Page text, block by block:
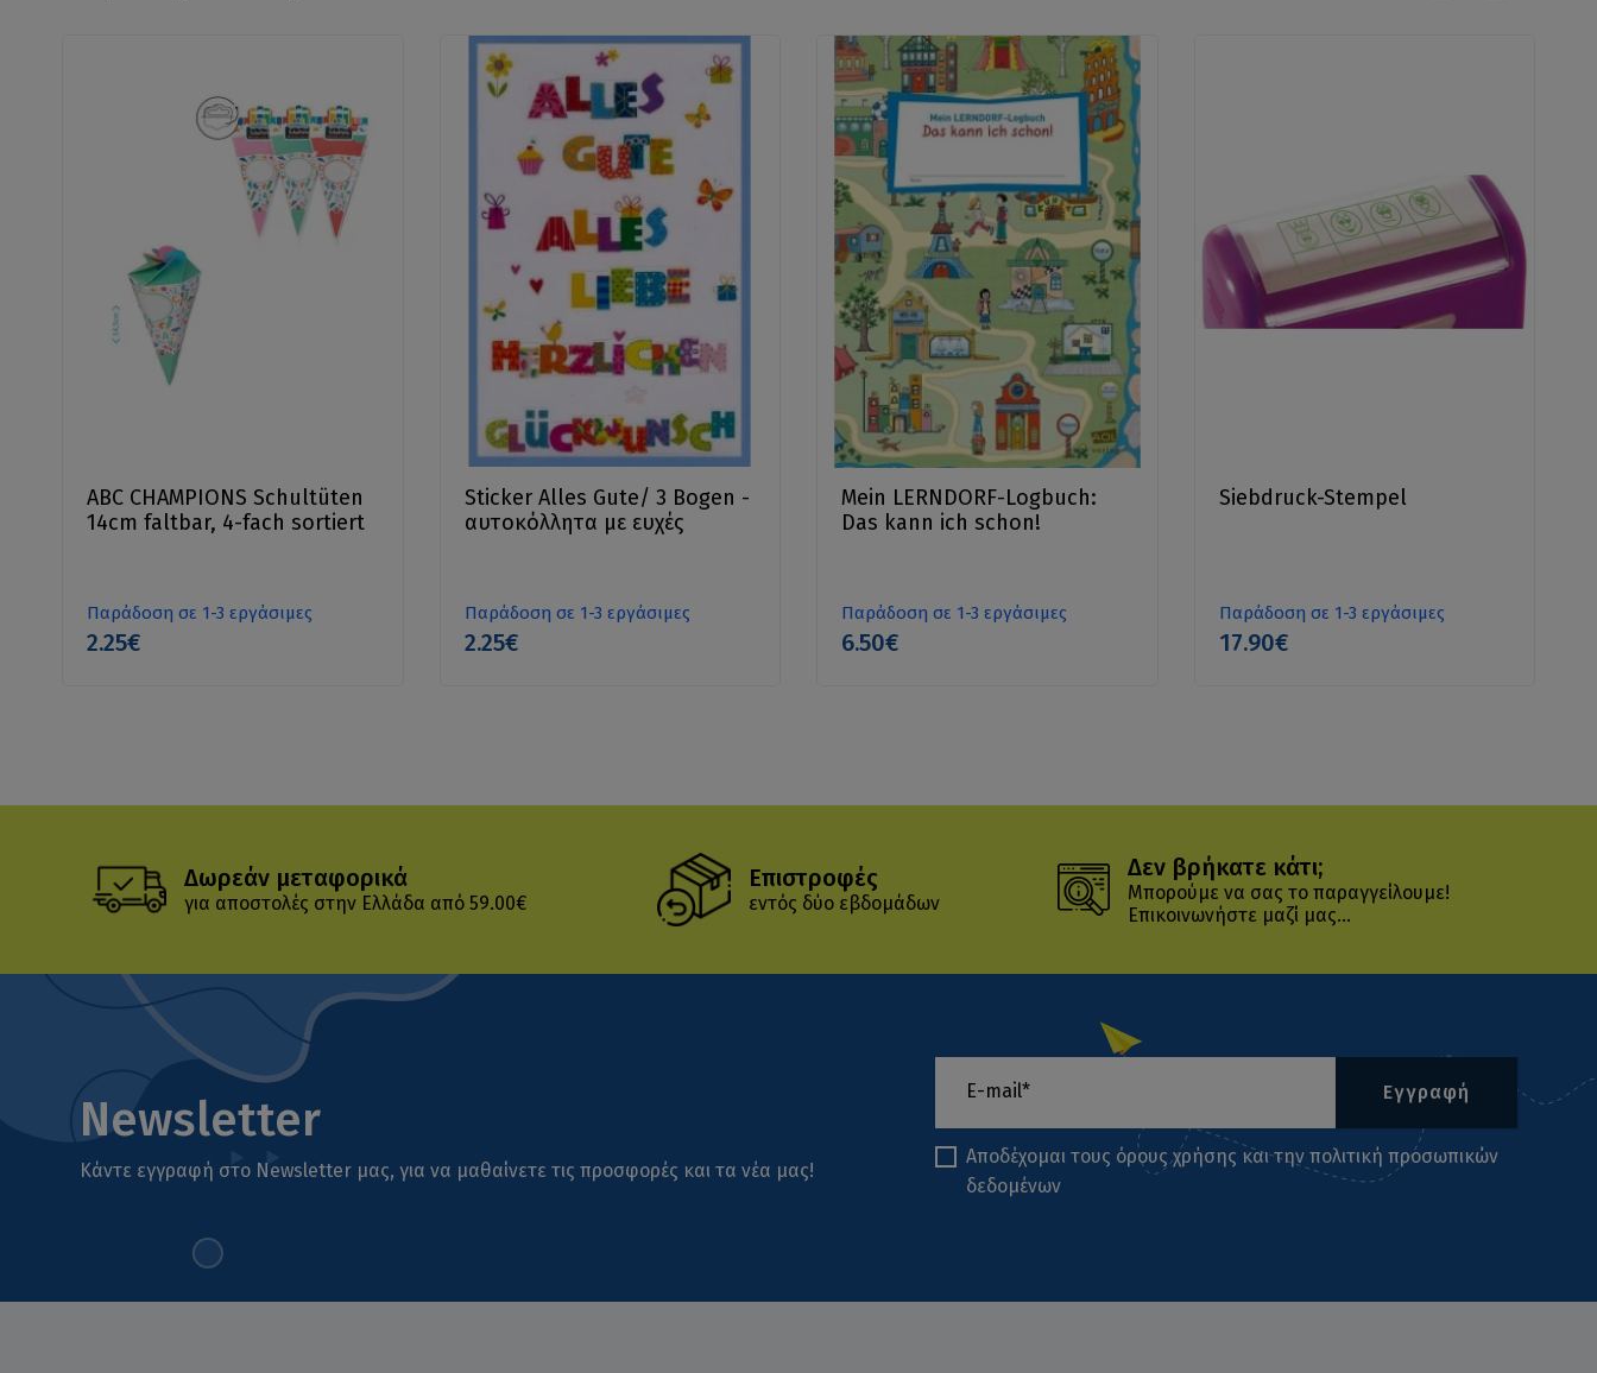
ABC CHAMPIONS Schultüten
14cm faltbar, 4-fach sortiert
Παράδοση σε 1-3 εργάσιμες
2.25€
Sticker Alles Gute/ 3 Bogen -
αυτοκόλλητα με ευχές
Παράδοση σε 1-3 εργάσιμες
2.25€
Mein LERNDORF-Logbuch:
Das kann ich schon!
Παράδοση σε 1-3 εργάσιμες
6.50€
Siebdruck-Stempel
Παράδοση σε 1-3 εργάσιμες
17.90€
Δωρεάν μεταφορικά
για αποστολές στην Ελλάδα από 59.00€
Επιστροφές
εντός δύο εβδομάδων
Δεν βρήκατε κάτι;
Μπορούμε να σας το παραγγείλουμε!
Επικοινωνήστε μαζί μας...
Newsletter
Κάντε εγγραφή στο Newsletter μας, για να μαθαίνετε τις προσφορές και τα νέα μας!
Εγγραφή
Αποδέχομαι τους όρους χρήσης και την πολιτική προσωπικών
δεδομένων